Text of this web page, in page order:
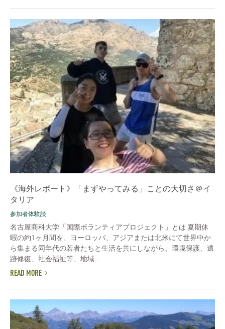
《海外レポート》「まずやってみる」ことの大切さ＠イ
タリア
参加者体験談
名古屋商科大学「国際ボランティアプロジェクト」とは 夏期休
暇の約1ヶ月間を、ヨーロッパ、アジアまたは北米にて世界中か
ら集まる同年代の若者たちと生活を共にしながら、環境保護、遺
跡修復、社会福祉等、地域...
READ MORE